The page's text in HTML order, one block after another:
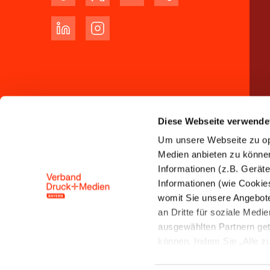
Diese Webseite
Um unsere Webseite zu
Medien anbieten zu
Informationen (z.B.
Informationen (wie
womit Sie unsere
an Dritte für soziale
ausgewählten Partnern
können. Indem Sie „Alle